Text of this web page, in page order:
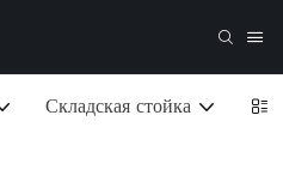
Складская стойка